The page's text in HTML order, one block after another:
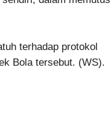
terhadap protokol
Bola tersebut. (WS).